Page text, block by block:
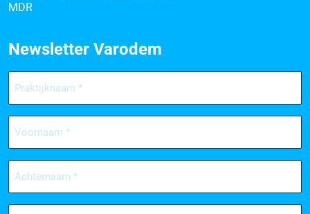
MDR
Newsletter Varodem
(Nécessaire)
(Nécessaire)
(Nécessaire)